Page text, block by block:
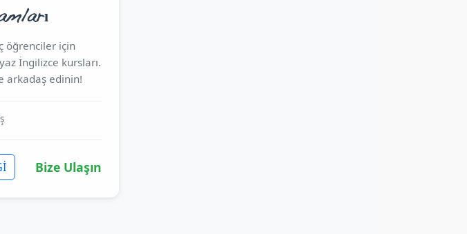
öğrenciler için
İngilizce kursları.
arkadaş edinin!
Bize Ulaşın